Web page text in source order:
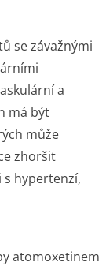
se závažnými
a
má být
může
zhoršit
hypertenzí,
atomoxetinem